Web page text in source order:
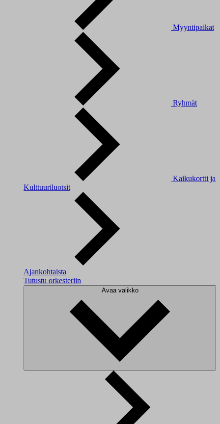
Myyntipaikat
Ryhmät
Kaikukortti ja
Kulttuuriluotsit
Ajankohtaista
Tutustu orkesteriin
Avaa valikko